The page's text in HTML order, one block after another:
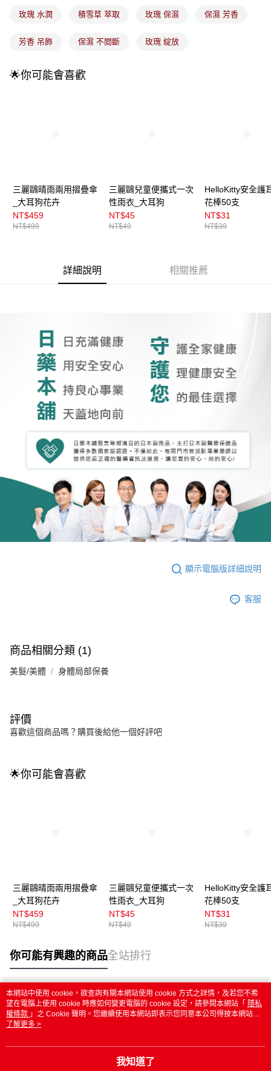
【繳款方式說明】
醒簡訊。
付款後全家取貨
每筆NT$100，滿NT$899(含以上)免運費
每筆NT$100，滿NT$399(含以上)免運費
玫瑰 水潤 積雪草 萃取 玫瑰 保濕 保濕 芳香
芳香 吊飾 保濕 不間斷 玫瑰 綻放
🌟你可能會喜歡
三麗鷗晴雨兩用摺疊傘
_大耳狗花卉
NT$459
NT$499
三麗鷗兒童便攜式一次
性雨衣_大耳狗
NT$45
NT$49
HelloKitty安全護
花棒50支
NT$31
NT$39
詳細說明 相關推薦
顯示電腦版詳細說明
客服
商品相關分類 (1)
美髮/美體 身體局部保養
評價
喜歡這個商品嗎？購買後給他一個好評吧
🌟你可能會喜歡
三麗鷗晴雨兩用摺疊傘
_大耳狗花卉
NT$459
NT$499
三麗鷗兒童便攜式一次
性雨衣_大耳狗
NT$45
NT$49
HelloKitty安全護
花棒50支
NT$31
NT$39
你可能有興趣的商品全站排行
熱門標籤
本網站中使用 cookie，欲查詢有關本網站使用 cookie 方式之詳情，及若您不希
望在電腦上使用 cookie 時應如何變更電腦的 cookie 設定，請參閱本網站「 隱私
權條款 」之 Cookie 聲明。您繼續使用本網站即表示您同意本公司得按本網站使
用條款之 Cookie 聲明使用 cookie。
了解更多 >
我知道了